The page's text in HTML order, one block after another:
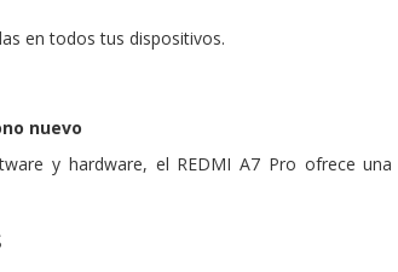
en todos tus dispositivos.
nuevo
y hardware, el REDMI A7 Pro ofrece